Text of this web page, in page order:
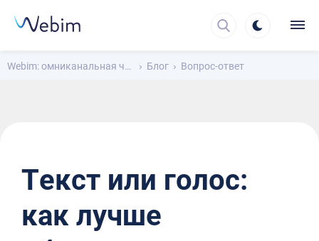
Webim: омниканальная чат-платформа для общения с клиентами Блог Вопрос-ответ
Текст или голос:
как лучше